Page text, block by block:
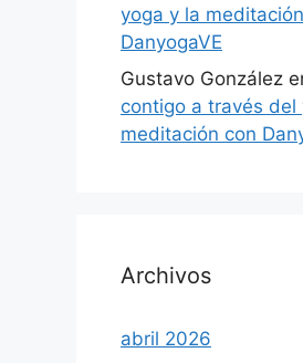
yoga y la
DanyogaVE
Gustavo González
contigo a través del
meditación con
Archivos
abril 2026